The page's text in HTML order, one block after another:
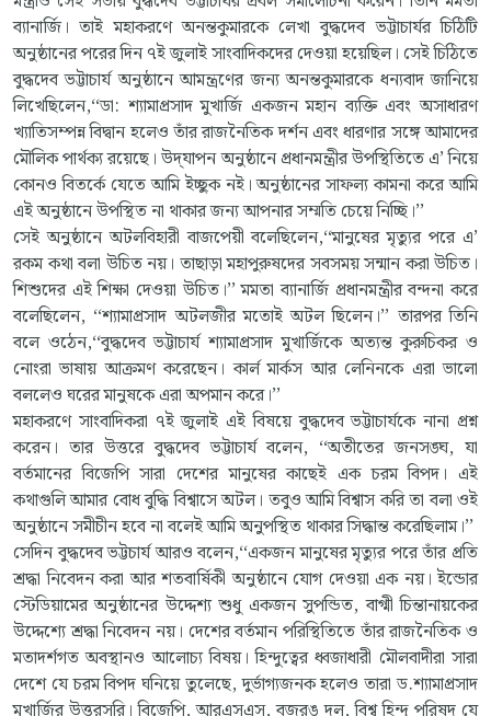
ব্যানার্জি। তাই মহাকরণে অনন্তকুমারকে লেখা বুদ্ধদেব ভট্টাচার্যর চিঠিটি
অনুষ্ঠানের পরের দিন ৭ই জুলাই সাংবাদিকদের দেওয়া হয়েছিল। সেই চিঠিতে
বুদ্ধদেব ভট্টাচার্য অনুষ্ঠানে আমন্ত্রণের জন্য অনন্তকুমারকে ধন্যবাদ জানিয়ে
লিখেছিলেন,‘‘ডা: শ্যামাপ্রসাদ মুখার্জি একজন মহান ব্যক্তি এবং অসাধারণ
খ্যাতিসম্পন্ন বিদ্বান হলেও তাঁর রাজনৈতিক দর্শন এবং ধারণার সঙ্গে আমাদের
মৌলিক পার্থক্য রয়েছে। উদ্‌যাপন অনুষ্ঠানে প্রধানমন্ত্রীর উপস্থিতিতে এ’ নিয়ে
কোনও বিতর্কে যেতে আমি ইচ্ছুক নই। অনুষ্ঠানের সাফল্য কামনা করে আমি
এই অনুষ্ঠানে উপস্থিত না থাকার জন্য আপনার সম্মতি চেয়ে নিচ্ছি।’’
সেই অনুষ্ঠানে অটলবিহারী বাজপেয়ী বলেছিলেন,‘‘মানুষের মৃত্যুর পরে এ’
রকম কথা বলা উচিত নয়। তাছাড়া মহাপুরুষদের সবসময় সন্মান করা উচিত।
শিশুদের এই শিক্ষা দেওয়া উচিত।’’ মমতা ব্যানার্জি প্রধানমন্ত্রীর বন্দনা করে
বলেছিলেন, ‘‘শ্যামাপ্রসাদ অটলজীর মতোই অটল ছিলেন।’’ তারপর তিনি
বলে ওঠেন,‘‘বুদ্ধদেব ভট্টাচার্য শ্যামাপ্রসাদ মুখার্জিকে অত্যন্ত কুরুচিকর ও
নোংরা ভাষায় আক্রমণ করেছেন। কার্ল মার্কস আর লেনিনকে এরা ভালো
বললেও ঘরের মানুষকে এরা অপমান করে।’’
মহাকরণে সাংবাদিকরা ৭ই জুলাই এই বিষয়ে বুদ্ধদেব ভট্টাচার্যকে নানা প্রশ্ন
করেন। তার উত্তরে বুদ্ধদেব ভট্টাচার্য বলেন, ‘‘অতীতের জনসঙ্ঘ, যা
বর্তমানের বিজেপি সারা দেশের মানুষের কাছেই এক চরম বিপদ। এই
কথাগুলি আমার বোধ বুদ্ধি বিশ্বাসে অটল। তবুও আমি বিশ্বাস করি তা বলা ওই
অনুষ্ঠানে সমীচীন হবে না বলেই আমি অনুপস্থিত থাকার সিদ্ধান্ত করেছিলাম।’’
সেদিন বুদ্ধদেব ভট্টচার্য আরও বলেন,‘‘একজন মানুষের মৃত্যুর পরে তাঁর প্রতি
শ্রদ্ধা নিবেদন করা আর শতবার্ষিকী অনুষ্ঠানে যোগ দেওয়া এক নয়। ইন্ডোর
স্টেডিয়ামের অনুষ্ঠানের উদ্দেশ্য শুধু একজন সুপন্ডিত, বাগ্মী চিন্তানায়কের
উদ্দেশ্যে শ্রদ্ধা নিবেদন নয়। দেশের বর্তমান পরিস্থিতিতে তাঁর রাজনৈতিক ও
মতাদর্শগত অবস্থানও আলোচ্য বিষয়। হিন্দুত্বের ধ্বজাধারী মৌলবাদীরা সারা
দেশে যে চরম বিপদ ঘনিয়ে তুলেছে, দুর্ভাগ্যজনক হলেও তারা ড.শ্যামাপ্রসাদ